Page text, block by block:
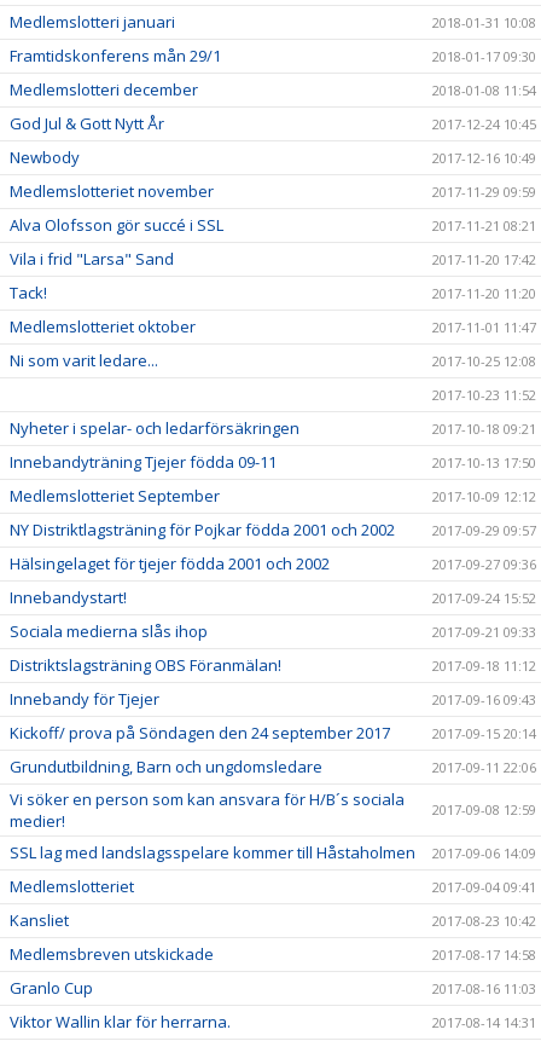
Medlemslotteri januari 2018-01-31 10:08
Framtidskonferens mån 29/1 2018-01-17 09:30
Medlemslotteri december 2018-01-08 11:54
God Jul & Gott Nytt År 2017-12-24 10:45
Newbody 2017-12-16 10:49
Medlemslotteriet november 2017-11-29 09:59
Alva Olofsson gör succé i SSL 2017-11-21 08:21
Vila i frid "Larsa" Sand 2017-11-20 17:42
Tack! 2017-11-20 11:20
Medlemslotteriet oktober 2017-11-01 11:47
Ni som varit ledare...
2017-10-25 12:08
2017-10-23 11:52
Nyheter i spelar- och ledarförsäkringen 2017-10-18 09:21
Innebandyträning Tjejer födda 09-11 2017-10-13 17:50
Medlemslotteriet September 2017-10-09 12:12
NY Distriktlagsträning för Pojkar födda 2001 och 2002 2017-09-29 09:57
Hälsingelaget för tjejer födda 2001 och 2002 2017-09-27 09:36
Innebandystart! 2017-09-24 15:52
Sociala medierna slås ihop 2017-09-21 09:33
Distriktslagsträning OBS Föranmälan! 2017-09-18 11:12
Innebandy för Tjejer 2017-09-16 09:43
Kickoff/ prova på Söndagen den 24 september 2017 2017-09-15 20:14
Grundutbildning, Barn och ungdomsledare 2017-09-11 22:06
Vi söker en person som kan ansvara för H/B´s sociala
medier!
2017-09-08 12:59
SSL lag med landslagsspelare kommer till Håstaholmen 2017-09-06 14:09
Medlemslotteriet 2017-09-04 09:41
Kansliet 2017-08-23 10:42
Medlemsbreven utskickade 2017-08-17 14:58
Granlo Cup 2017-08-16 11:03
Viktor Wallin klar för herrarna. 2017-08-14 14:31